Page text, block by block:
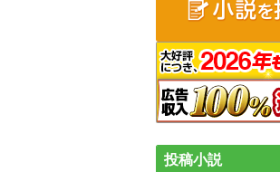
投稿小説